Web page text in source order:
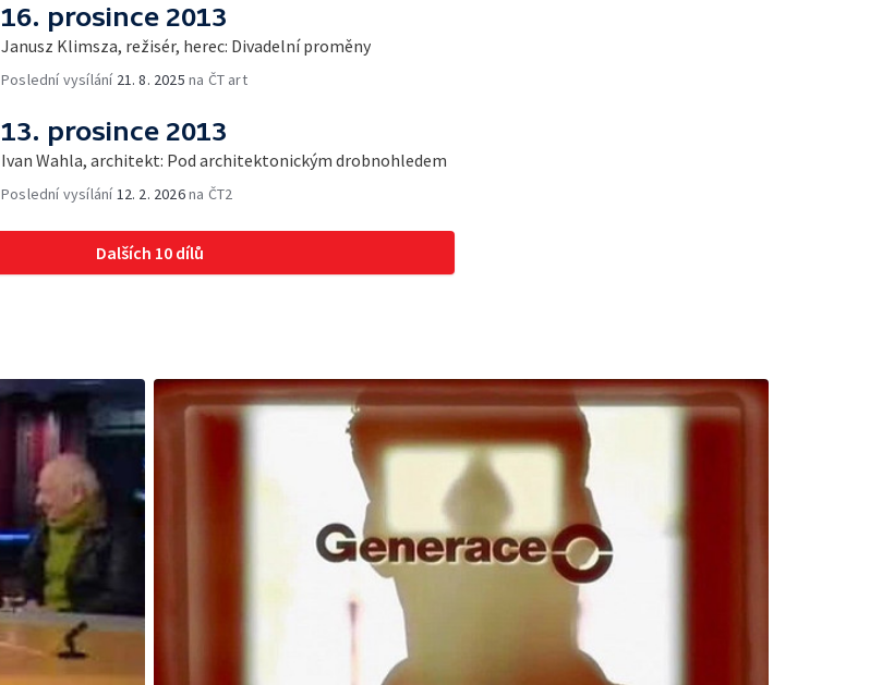
16. prosince 2013
Janusz Klimsza, režisér, herec: Divadelní proměny
Poslední vysílání 21. 8. 2025 na ČT art
13. prosince 2013
Ivan Wahla, architekt: Pod architektonickým drobnohledem
Poslední vysílání 12. 2. 2026na ČT2
Dalších 10 dílů